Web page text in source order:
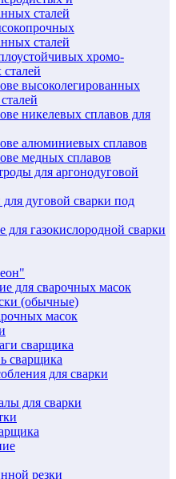
сталей
сталей
хромо-
высоколегированных
никелевых сплавов для
алюминиевых сплавов
медных сплавов
для аргонодуговой
дуговой сварки под
газокислородной сварки
для сварочных масок
(обычные)
масок
сварщика
сварщика
для сварки
для сварки
резки